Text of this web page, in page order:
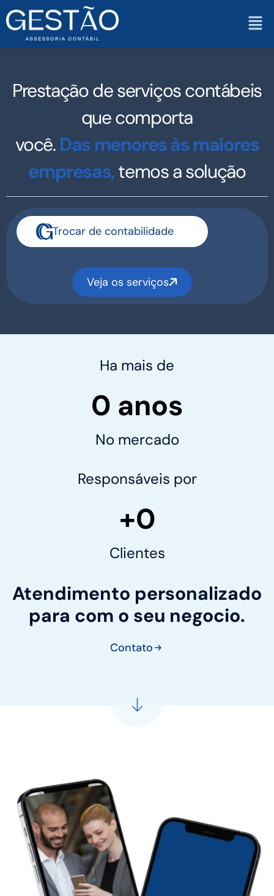
Prestação de serviços contábeis
que comporta
você. Das menores às maiores
empresas,temos a solução
Trocar de contabilidade
Veja os serviços
Ha mais de
0 anos
No mercado
Responsáveis por
+0
Clientes
Atendimento personalizado
para com o seu negocio.
Contato